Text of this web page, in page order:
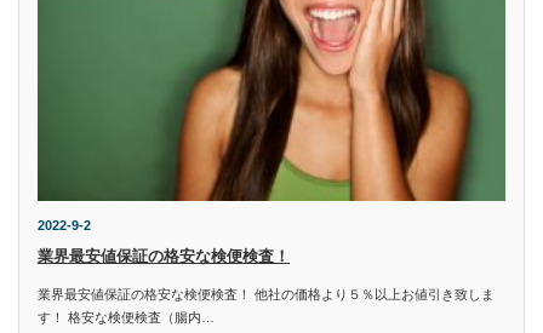
2022-9-2
業界最安値保証の格安な検便検査！
業界最安値保証の格安な検便検査！ 他社の価格より５％以上お値引き致しま
す！ 格安な検便検査（腸内…